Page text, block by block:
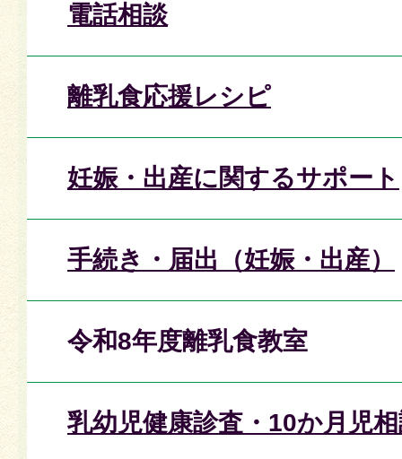
電話相談
離乳食応援レシピ
妊娠・出産に関するサポート
手続き・届出（妊娠・出産）
令和8年度離乳食教室
乳幼児健康診査・10か月児